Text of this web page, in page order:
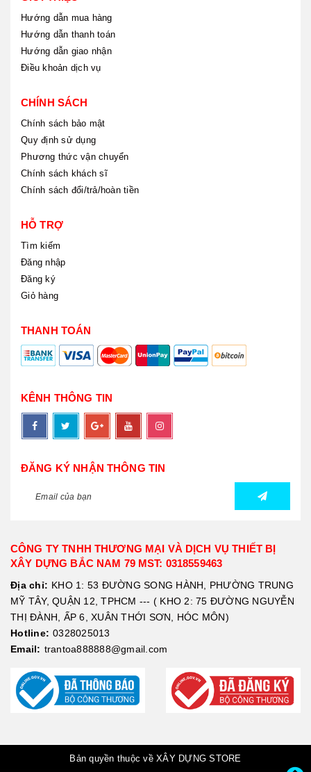
Hướng dẫn mua hàng
Hướng dẫn thanh toán
Hướng dẫn giao nhận
Điều khoản dịch vụ
CHÍNH SÁCH
Chính sách bảo mật
Quy định sử dụng
Phương thức vận chuyển
Chính sách khách sĩ
Chính sách đổi/trả/hoàn tiền
HỖ TRỢ
Tìm kiếm
Đăng nhập
Đăng ký
Giỏ hàng
THANH TOÁN
KÊNH THÔNG TIN
ĐĂNG KÝ NHẬN THÔNG TIN
CÔNG TY TNHH THƯƠNG MẠI VÀ DỊCH VỤ THIẾT BỊ
XÂY DỰNG BẮC NAM 79 MST: 0318559463
Địa chỉ: KHO 1: 53 ĐƯỜNG SONG HÀNH, PHƯỜNG TRUNG
MỸ TÂY, QUẬN 12, TPHCM --- ( KHO 2: 75 ĐƯỜNG NGUYỄN
THỊ ĐÀNH, ẤP 6, XUÂN THỚI SƠN, HÓC MÔN)
Hotline: 0328025013
Email: trantoa888888@gmail.com
Bản quyền thuộc về XÂY DỰNG STORE